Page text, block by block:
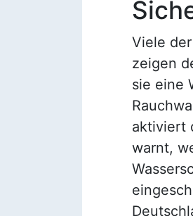
n
o
r
e
n
n
f
o
r
r
a
u
s
h
r
r
w
ü
n
Viele
zeigen
sie eine
aktiviert
warnt,